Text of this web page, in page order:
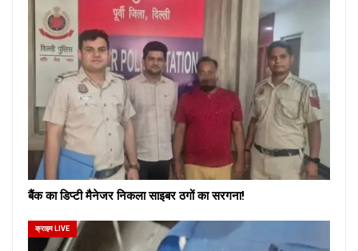
बैंक का डिप्टी मैनेजर निकला साइबर ठगों का सरगना!
क्राइम LIVE